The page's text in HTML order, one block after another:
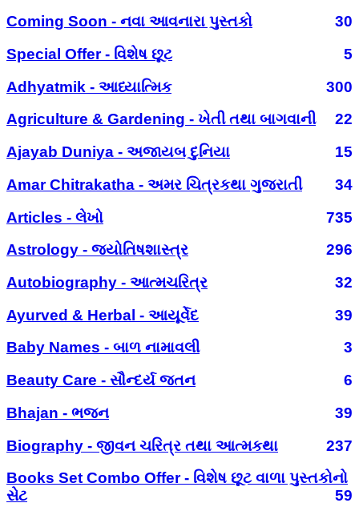
Coming Soon - નવા આવનારા પુસ્તકો
30
Special Offer - વિશેષ છૂટ
5
Adhyatmik - આધ્યાત્મિક
300
Agriculture & Gardening - ખેતી તથા બાગવાની
22
Ajayab Duniya - અજાયબ દુનિયા
15
Amar Chitrakatha - અમર ચિત્રકથા ગુજરાતી
34
Articles - લેખો
735
Astrology - જ્યોતિષશાસ્ત્ર
296
Autobiography - આત્મચરિત્ર
32
Ayurved & Herbal - આયૂર્વેદ
39
Baby Names - બાળ નામાવલી
3
Beauty Care - સૌન્દર્ય જતન
6
Bhajan - ભજન
39
Biography - જીવન ચરિત્ર તથા આત્મકથા
237
Books Set Combo Offer - વિશેષ છૂટ વાળા પુસ્તકોનો
સેટ
59